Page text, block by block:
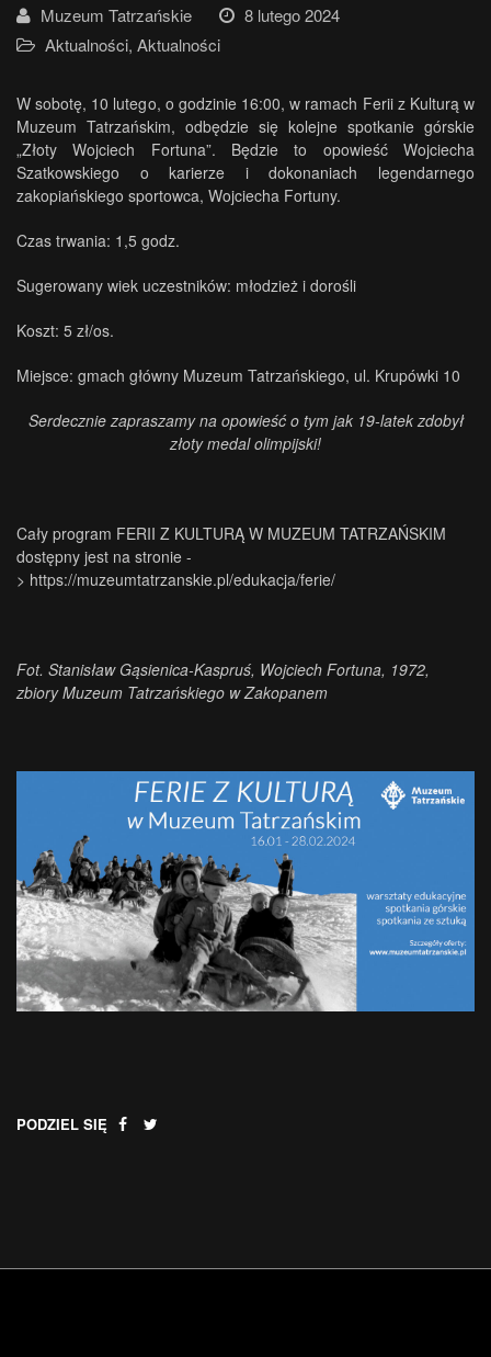
Muzeum Tatrzańskie
8 lutego 2024
Aktualności, Aktualności
W sobotę, 10 lutego, o godzinie 16:00, w ramach Ferii z Kulturą w
Muzeum Tatrzańskim, odbędzie się kolejne spotkanie górskie
„Złoty Wojciech Fortuna”. Będzie to opowieść Wojciecha
Szatkowskiego o karierze i dokonaniach legendarnego
zakopiańskiego sportowca, Wojciecha Fortuny.
Czas trwania: 1,5 godz.
Sugerowany wiek uczestników: młodzież i dorośli
Koszt: 5 zł/os.
Miejsce: gmach główny Muzeum Tatrzańskiego, ul. Krupówki 10
Serdecznie zapraszamy na opowieść o tym jak 19-latek zdobył
złoty medal olimpijski!
Cały program FERII Z KULTURĄ W MUZEUM TATRZAŃSKIM
dostępny jest na stronie -
> https://muzeumtatrzanskie.pl/edukacja/ferie/
Fot. Stanisław Gąsienica-Kaspruś, Wojciech Fortuna, 1972,
zbiory Muzeum Tatrzańskiego w Zakopanem
PODZIEL SIĘ